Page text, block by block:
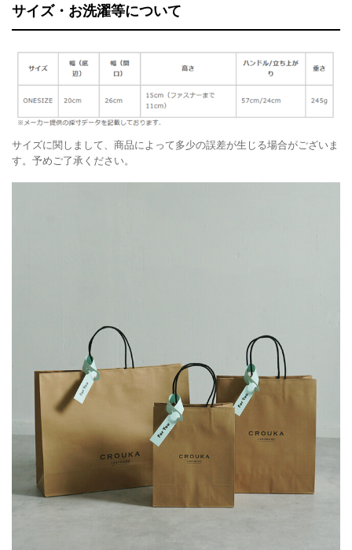
サイズ・お洗濯等について
サイズに関しまして、商品によって多少の誤差が生じる場合がございま
す。予めご了承ください。